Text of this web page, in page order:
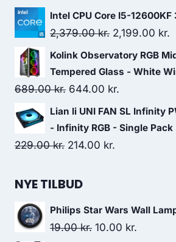
price
was:
price
is:
Intel CPU Core I5-12600KF
2,379.00kr. Original
price
was:
2,379.00 kr..
2,199.00 kr.
Kolink Observatory RGB
Tempered Glass - White
689.00kr. Original
price
was:
689.00 kr..
644.00 kr.
price
is:
Lian li UNI FAN SL Infinity
- Infinity RGB - Single Pack
229.00kr. Original
was:
214.00 kr.
NYE TILBUD
Philips Star Wars Wall
19.00kr. Original
10.00 kr.